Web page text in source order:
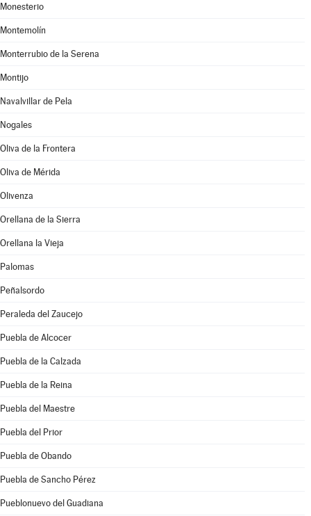
Monesterio
Montemolín
Monterrubio de la Serena
Montijo
Navalvillar de Pela
Nogales
Oliva de la Frontera
Oliva de Mérida
Olivenza
Orellana de la Sierra
Orellana la Vieja
Palomas
Peñalsordo
Peraleda del Zaucejo
Puebla de Alcocer
Puebla de la Calzada
Puebla de la Reina
Puebla del Maestre
Puebla del Prior
Puebla de Obando
Puebla de Sancho Pérez
Pueblonuevo del Guadiana